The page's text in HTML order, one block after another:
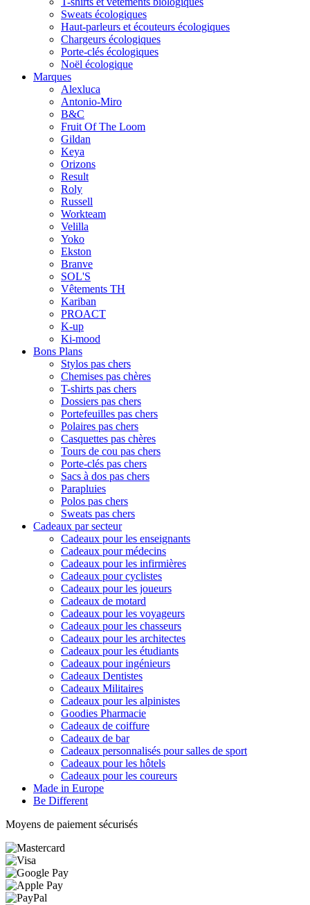
Sweats écologiques
Haut-parleurs et écouteurs écologiques
Chargeurs écologiques
Porte-clés écologiques
Noël écologique
Marques
Alexluca
Antonio-Miro
B&C
Fruit Of The Loom
Gildan
Keya
Orizons
Result
Roly
Russell
Workteam
Velilla
Yoko
Ekston
Branve
SOL'S
Vêtements TH
Kariban
PROACT
K-up
Ki-mood
Bons Plans
Stylos pas chers
Chemises pas chères
T-shirts pas chers
Dossiers pas chers
Portefeuilles pas chers
Polaires pas chers
Casquettes pas chères
Tours de cou pas chers
Porte-clés pas chers
Sacs à dos pas chers
Parapluies
Polos pas chers
Sweats pas chers
Cadeaux par secteur
Cadeaux pour les enseignants
Cadeaux pour médecins
Cadeaux pour les infirmières
Cadeaux pour cyclistes
Cadeaux pour les joueurs
Cadeaux de motard
Cadeaux pour les voyageurs
Cadeaux pour les chasseurs
Cadeaux pour les architectes
Cadeaux pour les étudiants
Cadeaux pour ingénieurs
Cadeaux Dentistes
Cadeaux Militaires
Cadeaux pour les alpinistes
Goodies Pharmacie
Cadeaux de coiffure
Cadeaux de bar
Cadeaux personnalisés pour salles de sport
Cadeaux pour les hôtels
Cadeaux pour les coureurs
Made in Europe
Be Different
Moyens de paiement sécurisés